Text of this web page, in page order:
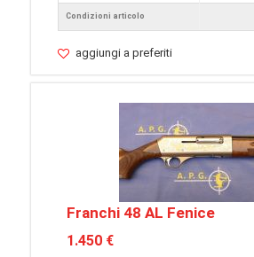
Condizioni articolo
aggiungi a preferiti
Franchi 48 AL Fenice
1.450 €